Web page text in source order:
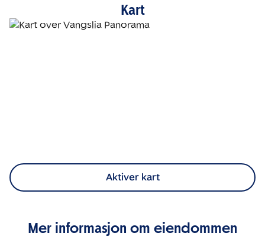
Kart
Aktiver kart
Mer informasjon om eiendommen